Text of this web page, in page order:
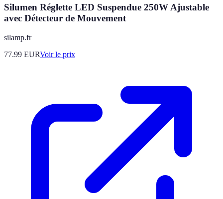
Silumen Réglette LED Suspendue 250W Ajustable
avec Détecteur de Mouvement
silamp.fr
77.99 EURVoir le prix